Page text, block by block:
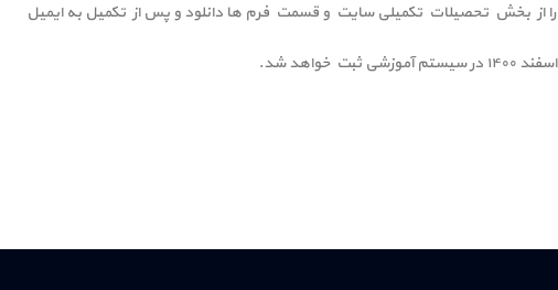
از بخش تحصیلات تکمیلی سایت و قسمت فرم ها دانلود و پس از تکمیل به ایمیل
شد.